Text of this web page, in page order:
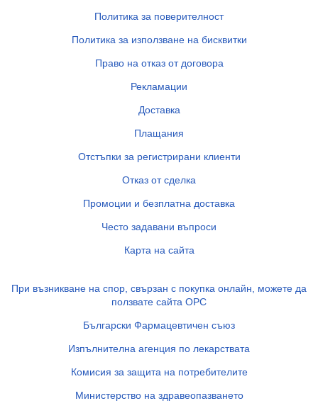
Политика за поверителност
Политика за използване на бисквитки
Право на отказ от договора
Рекламации
Доставка
Плащания
Отстъпки за регистрирани клиенти
Отказ от сделка
Промоции и безплатна доставка
Често задавани въпроси
Карта на сайта
При възникване на спор, свързан с покупка онлайн, можете да
ползвате сайта ОРС
Български Фармацевтичен съюз
Изпълнителна агенция по лекарствата
Комисия за защита на потребителите
Министерство на здравеопазването